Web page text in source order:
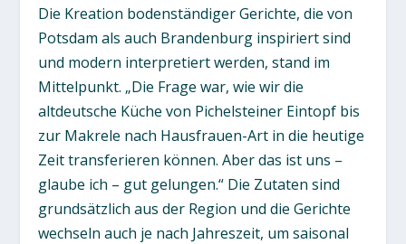
Die Kreation bodenständiger Gerichte, die von
Potsdam als auch Brandenburg inspiriert sind
und modern interpretiert werden, stand im
Mittelpunkt. „Die Frage war, wie wir die
altdeutsche Küche von Pichelsteiner Eintopf bis
zur Makrele nach Hausfrauen-Art in die heutige
Zeit transferieren können. Aber das ist uns –
glaube ich – gut gelungen.“ Die Zutaten sind
grundsätzlich aus der Region und die Gerichte
wechseln auch je nach Jahreszeit, um saisonal